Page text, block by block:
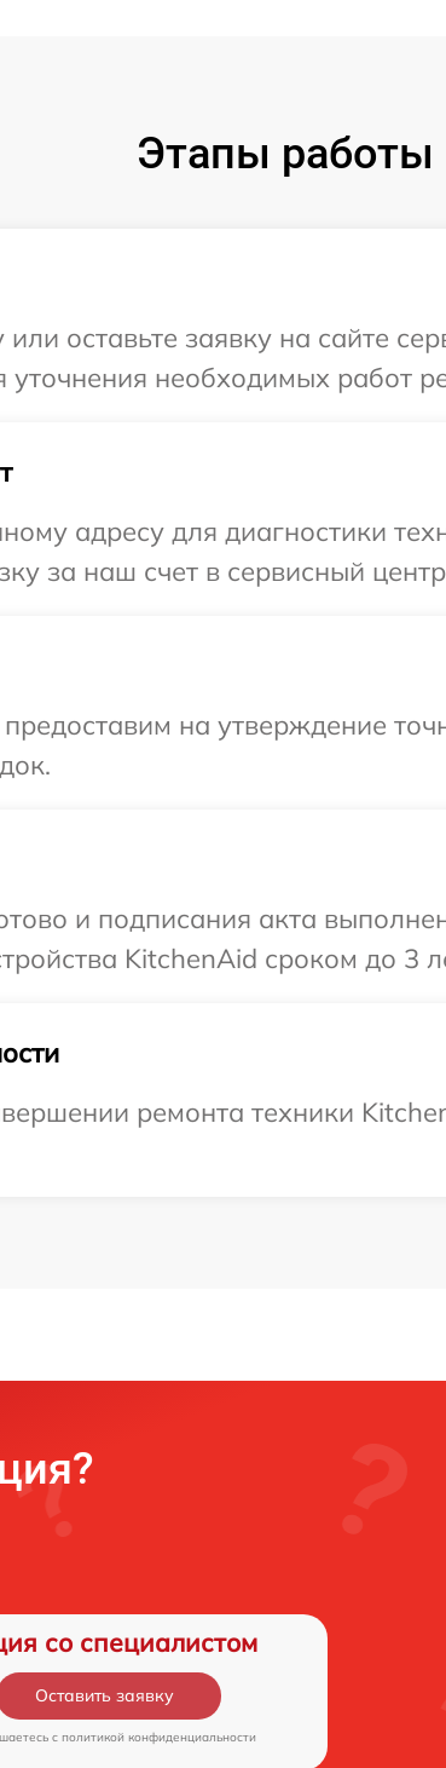
Этапы работы
оставьте заявку на сайте
необходимых работ
адресу для диагностики
за наш счет в сервисный
на утверждение
и подписания акта
KitchenAid сроком до 3
ремонта техники
со специалистом
Оставить заявку
c политикой конфиденциальности